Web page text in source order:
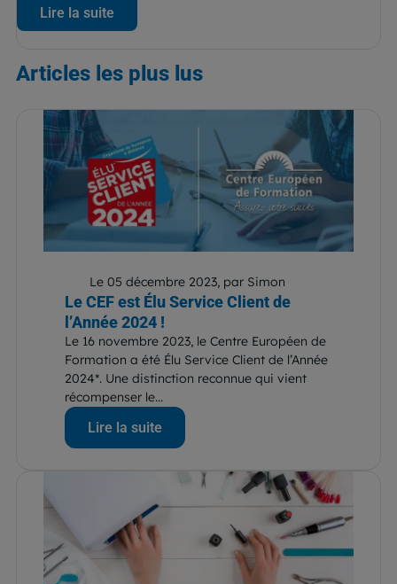
Lire la suite
Articles les plus lus
Le 05 décembre 2023, par Simon
Le CEF est Élu Service Client de
l’Année 2024 !
Le 16 novembre 2023, le Centre Européen de
Formation a été Élu Service Client de l’Année
2024*. Une distinction reconnue qui vient
récompenser le...
Lire la suite